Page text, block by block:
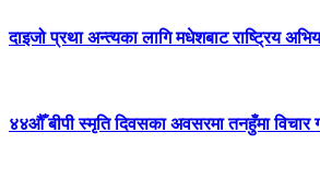
दाइजो प्रथा अन्त्यका लागि मधेशबाट राष्ट्रिय
४४औँ बीपी स्मृति दिवसका अवसरमा तनहुँमा विचार